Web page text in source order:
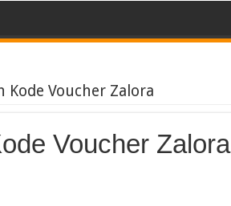
Kode Voucher Zalora
Voucher Zalora